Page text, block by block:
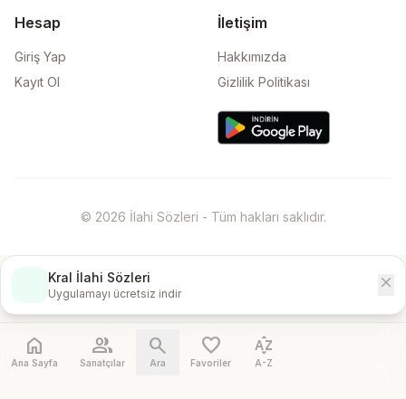
Hesap
Giriş Yap
Kayıt Ol
İletişim
Hakkımızda
Gizlilik Politikası
© 2026 İlahi Sözleri - Tüm hakları saklıdır.
Kral İlahi Sözleri
Uygulamayı ücretsiz indir
close
home
Ana Sayfa
people
Sanatçılar
search
Ara
favorite
Favoriler
sort_by_alpha
A-Z